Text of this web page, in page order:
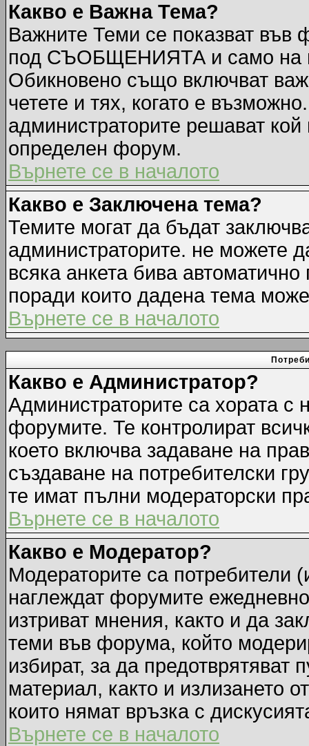
Какво е Важна Тема?
Важните Теми се показват във
под СЪОБЩЕНИЯТА и само на
Обикновено също включват
четете и тях, когато е
администраторите решават
определен форум.
Върнете се в началото
Какво е Заключена тема?
Темите могат да бъдат
администраторите. не можете
всяка анкета бива
поради които дадена тема
Върнете се в началото
Какво е Администратор?
Администраторите са хората с
форумите. Те контролират
което включва задаване на
създаване на потребителски
те имат пълни модераторски
Върнете се в началото
Какво е Модератор?
Модераторите са потребители
наглеждат форумите
изтриват мнения, както и да
теми във форума, който
избират, за да предотврятяват
материал, както и излизането
които нямат връзка с
Върнете се в началото